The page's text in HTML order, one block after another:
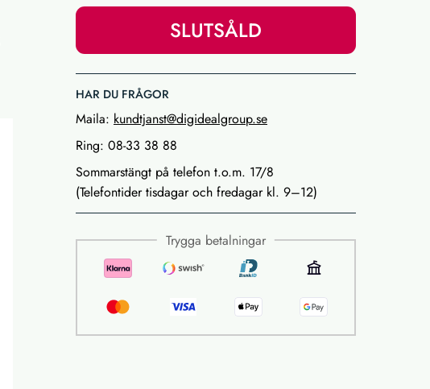
SLUTSÅLD
HAR DU FRÅGOR
Maila: kundtjanst@digidealgroup.se
Ring: 08-33 38 88
Sommarstängt på telefon t.o.m. 17/8
(Telefontider tisdagar och fredagar kl. 9–12)
Trygga betalningar